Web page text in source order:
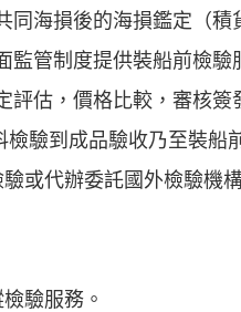
同海損後的海損鑑定（積
監管制度提供裝船前檢驗
評估，價格比較，審核簽
驗到成品驗收乃至裝船
或代辦委託國外檢驗機
驗服務。